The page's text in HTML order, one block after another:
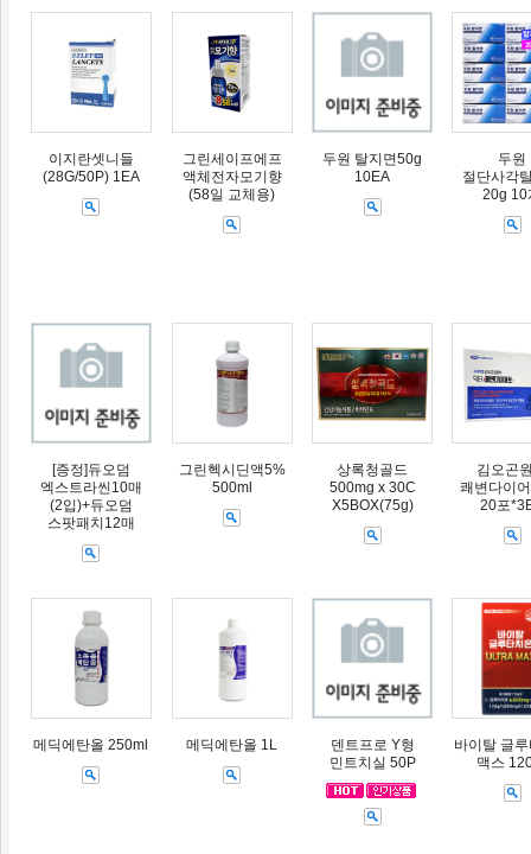
이지란셋니들
(28G/50P) 1EA
그린세이프에프
액체전자모기향
(58일 교체용)
두원 탈지면50g
10EA
두원
절단사각
20g 10
[증정]듀오덤
엑스트라씬10매
(2입)+듀오덤
스팟패치12매
그린헥시딘액5%
500ml
상록청골드
500mg x 30C
X5BOX(75g)
김오곤
쾌변다이
20포
메딕에탄올 250ml 메딕에탄올 1L
덴트프로 Y형
민트치실 50P
바이탈 글
맥스